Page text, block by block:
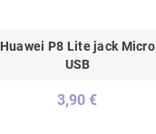
Huawei P8 Lite jack Micro
USB
3,90 €